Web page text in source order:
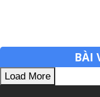
BÀI
Load More